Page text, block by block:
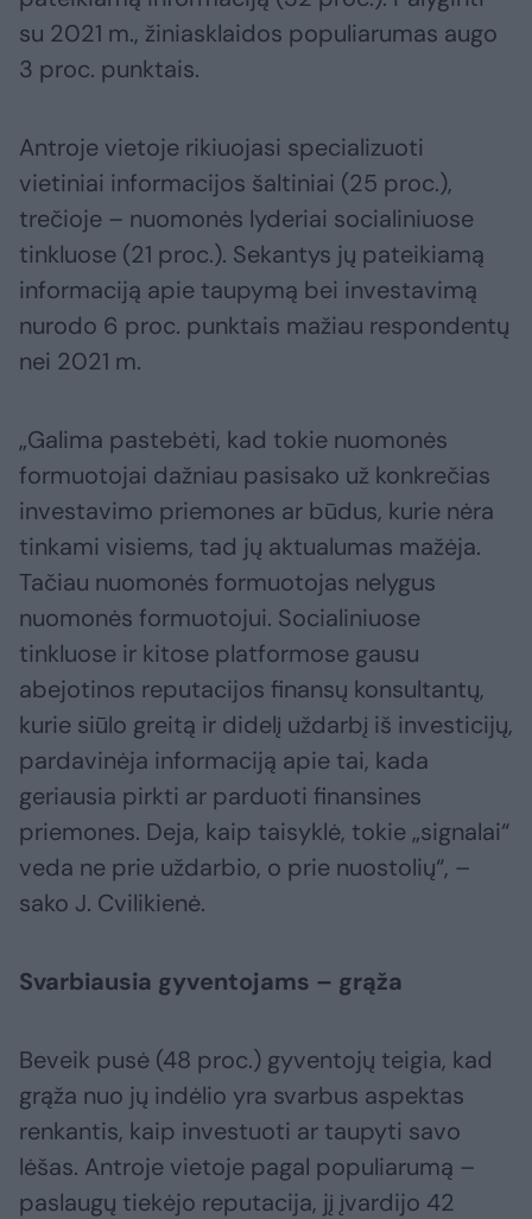
su 2021 m., žiniasklaidos populiarumas augo
3 proc. punktais.
Antroje vietoje rikiuojasi specializuoti
vietiniai informacijos šaltiniai (25 proc.),
trečioje – nuomonės lyderiai socialiniuose
tinkluose (21 proc.). Sekantys jų pateikiamą
informaciją apie taupymą bei investavimą
nurodo 6 proc. punktais mažiau respondentų
nei 2021 m.
„Galima pastebėti, kad tokie nuomonės
formuotojai dažniau pasisako už konkrečias
investavimo priemones ar būdus, kurie nėra
tinkami visiems, tad jų aktualumas mažėja.
Tačiau nuomonės formuotojas nelygus
nuomonės formuotojui. Socialiniuose
tinkluose ir kitose platformose gausu
abejotinos reputacijos finansų konsultantų,
kurie siūlo greitą ir didelį uždarbį iš investicijų,
pardavinėja informaciją apie tai, kada
geriausia pirkti ar parduoti finansines
priemones. Deja, kaip taisyklė, tokie „signalai“
veda ne prie uždarbio, o prie nuostolių“, –
sako J. Cvilikienė.
Svarbiausia gyventojams – grąža
Beveik pusė (48 proc.) gyventojų teigia, kad
grąža nuo jų indėlio yra svarbus aspektas
renkantis, kaip investuoti ar taupyti savo
lėšas. Antroje vietoje pagal populiarumą –
paslaugų tiekėjo reputacija, jį įvardijo 42